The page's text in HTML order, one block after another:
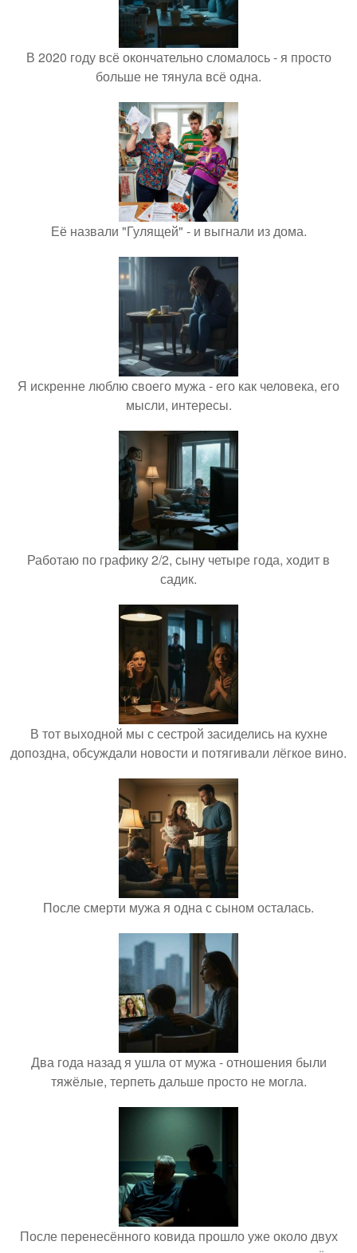
В 2020 году всё окончательно сломалось - я просто
больше не тянула всё одна.
Её назвали "Гулящей" - и выгнали из дома.
Я искренне люблю своего мужа - его как человека, его
мысли, интересы.
Работаю по графику 2/2, сыну четыре года, ходит в
садик.
В тот выходной мы с сестрой засиделись на кухне
допоздна, обсуждали новости и потягивали лёгкое вино.
После смерти мужа я одна с сыном осталась.
Два года назад я ушла от мужа - отношения были
тяжёлые, терпеть дальше просто не могла.
После перенесённого ковида прошло уже около двух